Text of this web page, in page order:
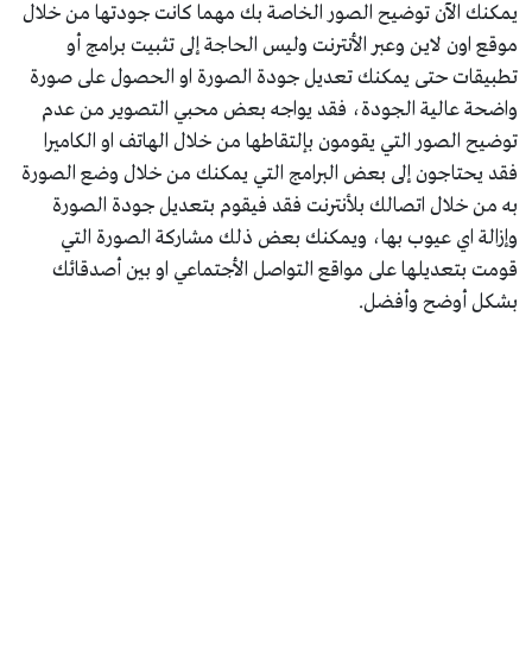
يمكنك الآن توضيح الصور الخاصة بك مهما كانت جودتها من خلال
موقع اون لاين وعبر الأنترنت وليس الحاجة إلى تثبيت برامج أو
تطبيقات حتى يمكنك تعديل جودة الصورة او الحصول على صورة
واضحة عالية الجودة، فقد يواجه بعض محبي التصوير من عدم
توضيح الصور التي يقومون بإلتقاطها من خلال الهاتف او الكاميرا
فقد يحتاجون إلى بعض البرامج التي يمكنك من خلال وضع الصورة
به من خلال اتصالك بلأنترنت فقد فيقوم بتعديل جودة الصورة
وإزالة اي عيوب بها، ويمكنك بعض ذلك مشاركة الصورة التي
قومت بتعديلها على مواقع التواصل الأجتماعي او بين أصدقائك
بشكل أوضح وأفضل.